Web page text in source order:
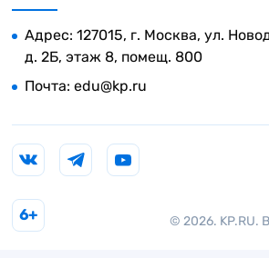
Адрес: 127015, г. Москва, ул.
д. 2Б, этаж 8, помещ. 800
Почта: edu@kp.ru
© 2026. KP.RU.
6+